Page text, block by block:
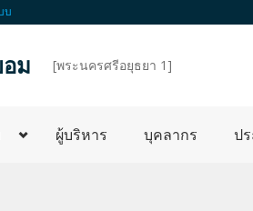
บ
ม [พระนครศรีอยุธยา 1]
ผู้บริหาร บุคลากร ป